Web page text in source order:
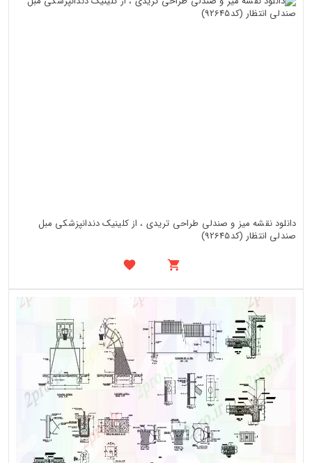
دانلود نقشه میز و صندلی طراحی تریدی ، از کلینیک دندانپزشکی مبل
صندلی انتظار (کد92645)